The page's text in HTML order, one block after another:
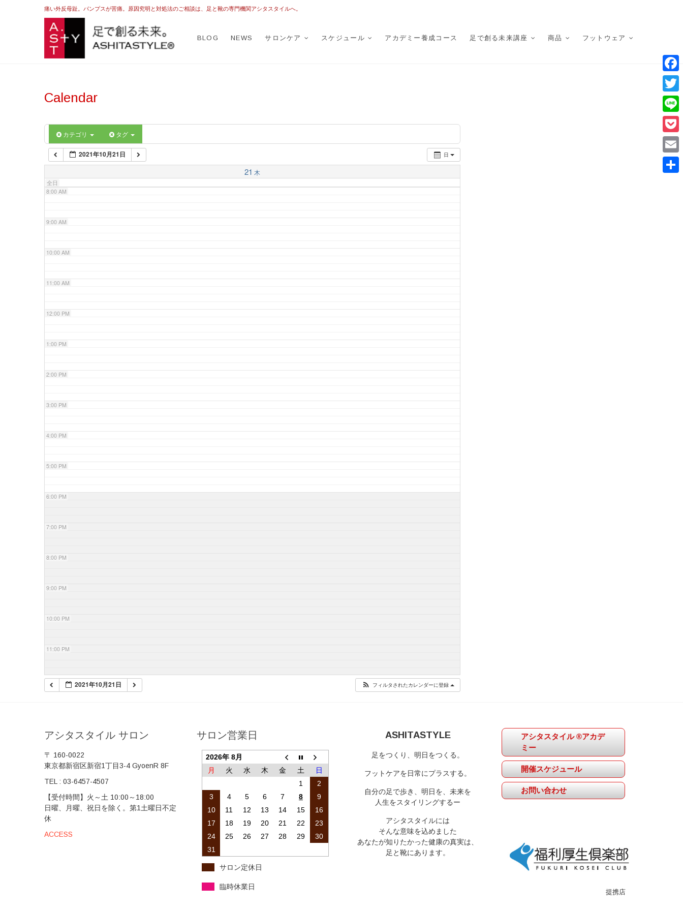
痛い外反母趾。パンプスが苦痛。原因究明と対処法のご相談は、足と靴の専門機関アシタスタイルへ。
ASHITASTYLE
BLOG NEWS サロンケア スケジュール アカデミー養成コース 足で創る未来講座 商品 フットウェア
Calendar
カテゴリ タグ
日
2021年10月21日
21 木
全日
2:00 AM
3:00 AM
5:00 AM
6:00 AM
7:00 AM
8:00 AM
9:00 AM
10:00 AM
11:00 AM
12:00 PM
1:00 PM
2:00 PM
3:00 PM
4:00 PM
5:00 PM
6:00 PM
7:00 PM
8:00 PM
9:00 PM
10:00 PM
11:00 PM
2021年10月21日 フィルタされたカレンダーに登録
アシタスタイル サロン
〒 160-0022
東京都新宿区新宿1丁目3-4 GyoenR 8F
TEL : 03-6457-4507
【受付時間】火～土 10:00～18:00
日曜、月曜、祝日を除く。第1土曜日不定
休
ACCESS
サロン営業日
2026年 8月
月
火 水 木 金 土
日
1
2
3
4 5 6 7 8
9
10
11 12 13 14 15
16
17
18 19 20 21 22
23
24
25 26 27 28 29
30
31
サロン定休日
臨時休業日
ASHITASTYLE
足をつくり、明日をつくる。
フットケアを日常にプラスする。
自分の足で歩き、明日を、未来を
人生をスタイリングするー
アシタスタイルには
そんな意味を込めました
あなたが知りたかった健康の真実は、
足と靴にあります。
アシタスタイル ®アカデ
ミー
開催スケジュール
お問い合わせ
提携店
F
a
c
e
b
o
T
w
i
L
i
n
P
o
c
E